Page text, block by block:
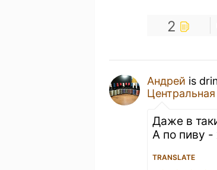
2
Андрей is
Даже в
А по пиву -
TRANSLATE